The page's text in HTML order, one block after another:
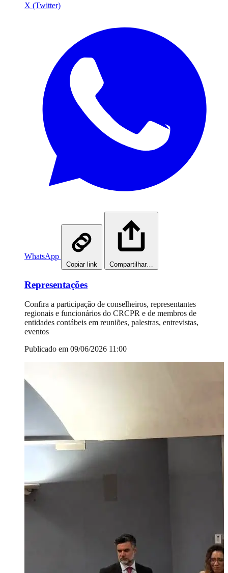
X (Twitter)
WhatsApp
Copiar link Compartilhar…
Representações
Confira a participação de conselheiros, representantes
regionais e funcionários do CRCPR e de membros de
entidades contábeis em reuniões, palestras, entrevistas,
eventos
Publicado em 09/06/2026 11:00